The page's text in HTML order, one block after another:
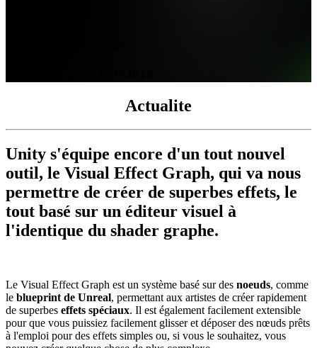
Actualite
Unity s'équipe encore d'un tout nouvel
outil, le Visual Effect Graph, qui va nous
permettre de créer de superbes effets, le
tout basé sur un éditeur visuel à
l'identique du shader graphe.
Le Visual Effect Graph est un système basé sur des noeuds, comme
le blueprint de Unreal, permettant aux artistes de créer rapidement
de superbes effets spéciaux. Il est également facilement extensible
pour que vous puissiez facilement glisser et déposer des nœuds prêts
à l'emploi pour des effets simples ou, si vous le souhaitez, vous